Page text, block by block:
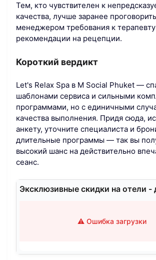
Тем, кто чувствителен к
качества, лучше заранее
менеджером требования к
рекомендации на рецепции.
Короткий вердикт
Let's Relax Spa в M Social Phuket —
шаблонами сервиса и сильными
программами, но с единичными
качества выполнения. Придя сюда,
анкету, уточните специалиста и
длительные программы — так вы
высокий шанс на действительно
сеанс.
Эксклюзивные скидки на отели -
⚠️ Ошибка загрузки